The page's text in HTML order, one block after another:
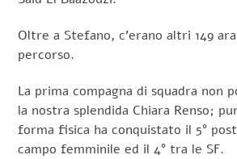
Oltre a Stefano, c’erano altri 149
percorso.
La prima compagna di squadra non
la nostra splendida Chiara Renso;
forma fisica ha conquistato il 5°
campo femminile ed il 4° tra le SF.